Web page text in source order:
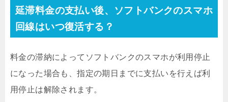
延滞料金の支払い後、ソフトバンクのスマホ
回線はいつ復活する？
料金の滞納によってソフトバンクのスマホが利用停止
になった場合も、指定の期日までに支払いを行えば利
用停止は解除されます。